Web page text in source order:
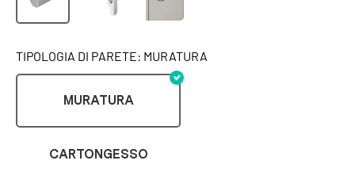
TIPOLOGIA DI PARETE: MURATURA
MURATURA
CARTONGESSO